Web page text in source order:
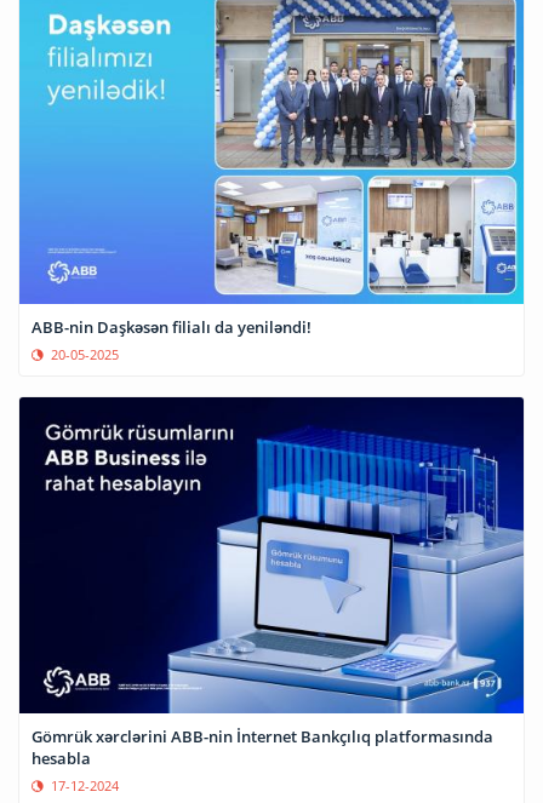
ABB-nin Daşkəsən filialı da yeniləndi!
20-05-2025
Gömrük xərclərini ABB-nin İnternet Bankçılıq platformasında
hesabla
17-12-2024